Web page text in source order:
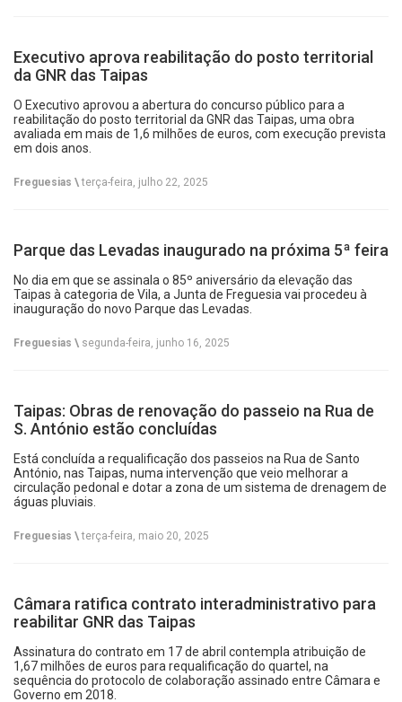
Executivo aprova reabilitação do posto territorial
da GNR das Taipas
O Executivo aprovou a abertura do concurso público para a
reabilitação do posto territorial da GNR das Taipas, uma obra
avaliada em mais de 1,6 milhões de euros, com execução prevista
em dois anos.
Freguesias \terça-feira, julho 22, 2025
Parque das Levadas inaugurado na próxima 5ª feira
No dia em que se assinala o 85º aniversário da elevação das
Taipas à categoria de Vila, a Junta de Freguesia vai procedeu à
inauguração do novo Parque das Levadas.
Freguesias \ segunda-feira, junho 16, 2025
Taipas: Obras de renovação do passeio na Rua de
S. António estão concluídas
Está concluída a requalificação dos passeios na Rua de Santo
António, nas Taipas, numa intervenção que veio melhorar a
circulação pedonal e dotar a zona de um sistema de drenagem de
águas pluviais.
Freguesias \terça-feira, maio 20, 2025
Câmara ratifica contrato interadministrativo para
reabilitar GNR das Taipas
Assinatura do contrato em 17 de abril contempla atribuição de
1,67 milhões de euros para requalificação do quartel, na
sequência do protocolo de colaboração assinado entre Câmara e
Governo em 2018.